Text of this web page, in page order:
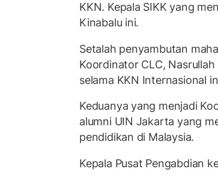
KKN. Kepala SIKK yang
Kinabalu ini.
Setalah penyambutan
Koordinator CLC,
selama KKN Internasional
Keduanya yang menjadi
alumni UIN Jakarta yang
pendidikan di Malaysia.
Kepala Pusat Pengabdian